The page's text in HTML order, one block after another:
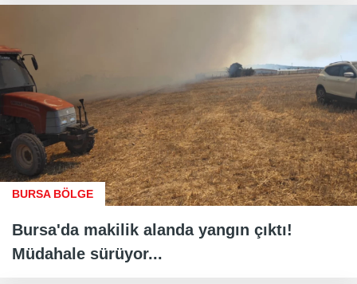
BURSA BÖLGE
Bursa'da makilik alanda yangın çıktı!
Müdahale sürüyor...